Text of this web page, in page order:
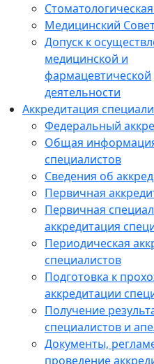
Медицинский
Допуск к
медицинской и
фармацевтической
деятельности
Аккредитация
Федеральный
Общая
специалистов
Сведения об
Первичная
Первичная
аккредитация
Периодическая
специалистов
Подготовка к
аккредитации
Получение
специалистов и
Документы,
проведение